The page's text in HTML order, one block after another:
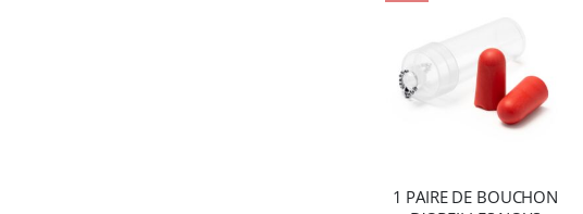
1 PAIRE DE BOUCHON